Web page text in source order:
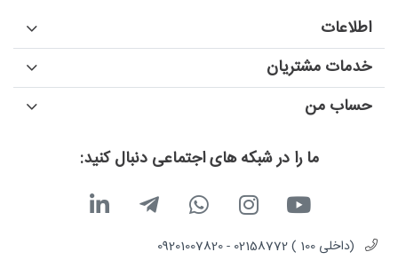
ما را در شبکه های اجتماعی دنبال کنید:
(داخلی 100 ) 02158772 - 09201007820
اطلاعات
خدمات مشتریان
حساب من